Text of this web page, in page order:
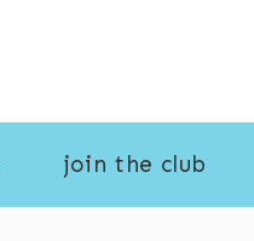
join the club